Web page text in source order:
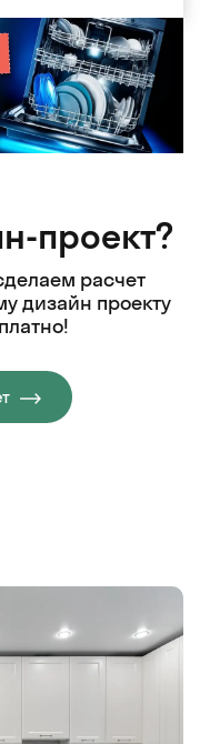
проект?
расчет
дизайн проекту